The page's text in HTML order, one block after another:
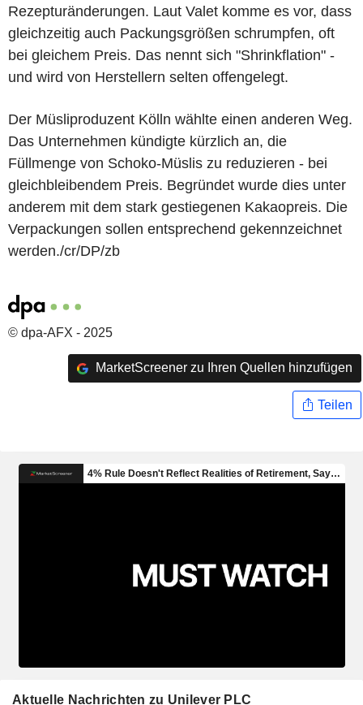
Rezepturänderungen. Laut Valet komme es vor, dass
gleichzeitig auch Packungsgrößen schrumpfen, oft
bei gleichem Preis. Das nennt sich "Shrinkflation" -
und wird von Herstellern selten offengelegt.
Der Müsliproduzent Kölln wählte einen anderen Weg.
Das Unternehmen kündigte kürzlich an, die
Füllmenge von Schoko-Müslis zu reduzieren - bei
gleichbleibendem Preis. Begründet wurde dies unter
anderem mit dem stark gestiegenen Kakaopreis. Die
Verpackungen sollen entsprechend gekennzeichnet
werden./cr/DP/zb
© dpa-AFX - 2025
MarketScreener zu Ihren Quellen hinzufügen
Teilen
Aktuelle Nachrichten zu Unilever PLC